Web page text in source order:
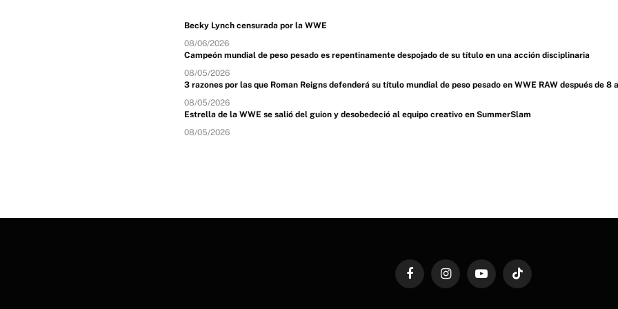
Becky Lynch censurada por la WWE
08/06/2026
Campeón mundial de peso pesado es repentinamente despojado de su título en una acción disciplinaria
08/05/2026
3 razones por las que Roman Reigns defenderá su título mundial de peso pesado en WWE RAW después de 8
08/05/2026
Estrella de la WWE se salió del guion y desobedeció al equipo creativo en SummerSlam
08/05/2026
FacebookInstagramYouTubeTikTok